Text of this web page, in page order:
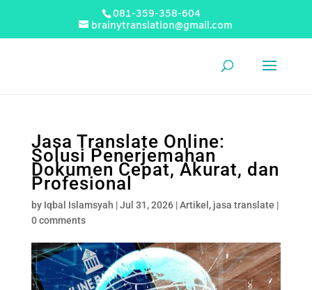
081-359-358-604
brainytranslation@gmail.com
Jasa Translate Online:
Solusi Penerjemahan
Dokumen Cepat, Akurat, dan
Profesional
by Iqbal Islamsyah |Jul 31, 2026|Artikel , jasa translate |
0 comments